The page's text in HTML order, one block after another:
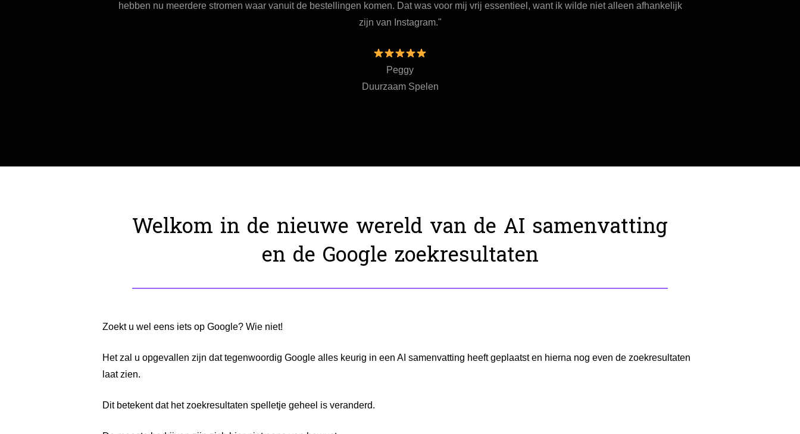
hebben nu meerdere stromen waar vanuit de bestellingen komen. Dat was voor mij vrij essentieel, want ik wilde niet alleen afhankelijk
zijn van Instagram."
Peggy
Duurzaam Spelen
Welkom in de nieuwe wereld van de AI samenvatting
en de Google zoekresultaten
Zoekt u wel eens iets op Google? Wie niet!
Het zal u opgevallen zijn dat tegenwoordig Google alles keurig in een AI samenvatting heeft geplaatst en hierna nog even de zoekresultaten
laat zien.
Dit betekent dat het zoekresultaten spelletje geheel is veranderd.